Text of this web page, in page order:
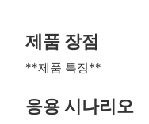
제품 장점
**제품 특징**
응용 시나리오